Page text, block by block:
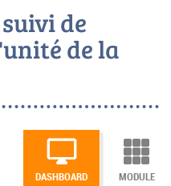
de
de la